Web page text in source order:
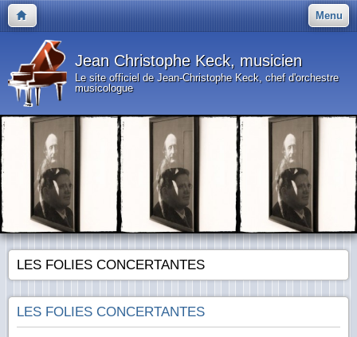
Menu
Jean Christophe Keck, musicien
Le site officiel de Jean-Christophe Keck, chef d'orchestre
musicologue
LES FOLIES CONCERTANTES
LES FOLIES CONCERTANTES